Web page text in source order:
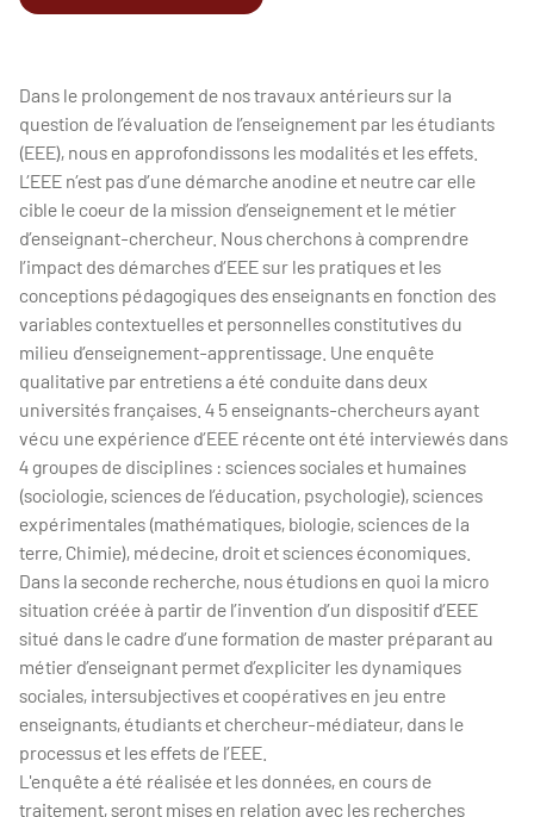
Dans le prolongement de nos travaux antérieurs sur la
question de l’évaluation de l’enseignement par les étudiants
(EEE), nous en approfondissons les modalités et les effets.
L’EEE n’est pas d’une démarche anodine et neutre car elle
cible le coeur de la mission d’enseignement et le métier
d’enseignant-chercheur. Nous cherchons à comprendre
l’impact des démarches d’EEE sur les pratiques et les
conceptions pédagogiques des enseignants en fonction des
variables contextuelles et personnelles constitutives du
milieu d’enseignement-apprentissage. Une enquête
qualitative par entretiens a été conduite dans deux
universités françaises. 4 5 enseignants-chercheurs ayant
vécu une expérience d’EEE récente ont été interviewés dans
4 groupes de disciplines : sciences sociales et humaines
(sociologie, sciences de l’éducation, psychologie), sciences
expérimentales (mathématiques, biologie, sciences de la
terre, Chimie), médecine, droit et sciences économiques.
Dans la seconde recherche, nous étudions en quoi la micro
situation créée à partir de l’invention d’un dispositif d’EEE
situé dans le cadre d’une formation de master préparant au
métier d’enseignant permet d’expliciter les dynamiques
sociales, intersubjectives et coopératives en jeu entre
enseignants, étudiants et chercheur-médiateur, dans le
processus et les effets de l’EEE.
L'enquête a été réalisée et les données, en cours de
traitement, seront mises en relation avec les recherches